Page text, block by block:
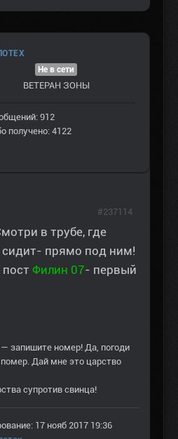
Не в сети
ВЕТЕРАН ЗOНЫ
912
получено: 4122
в трубе, где
сидит- прямо под ним!
Филин 07- первый
запишите номер! Да, погоди
Дай мне это царство
супротив свинца!
17 нояб 2017 19:36
#237114